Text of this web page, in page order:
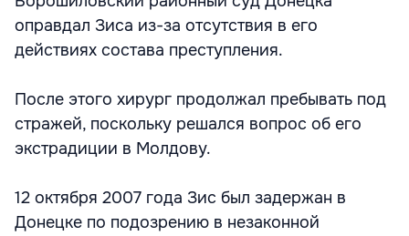
оправдал Зиса из-за отсутствия в его
действиях состава преступления.
После этого хирург продолжал пребывать под
стражей, поскольку решался вопрос об его
экстрадиции в Молдову.
12 октября 2007 года Зис был задержан в
Донецке по подозрению в незаконной